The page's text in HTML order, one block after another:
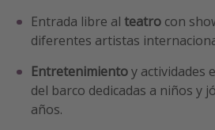
Entrada libre al teatro con
diferentes artistas
Entretenimientoy actividades
del barco dedicadas a niños y
años.